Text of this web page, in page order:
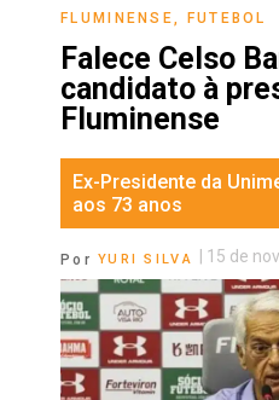
FLUMINENSE FUTEBOL
Falece Celso
candidato à
Fluminense
Ex-Presidente da
aos 73 anos
Por YURI SILVA 15 de